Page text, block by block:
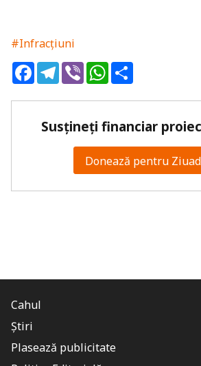
#Infracțiuni
FacebookTelegram
ViberWhatsApp
Susțineți financiar
Donează pentru
Cahul
Știri
Plasează publicitate